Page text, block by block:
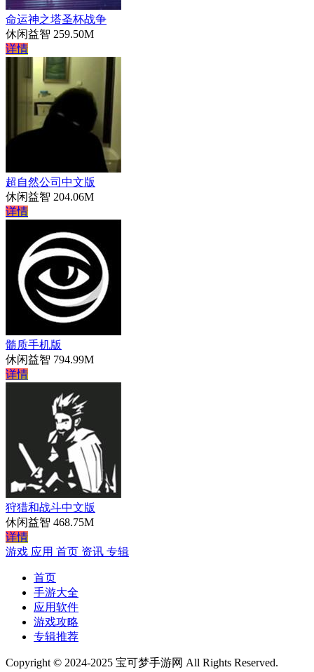
命运神之塔圣杯战争
休闲益智 259.50M
详情
超自然公司中文版
休闲益智 204.06M
详情
髓质手机版
休闲益智 794.99M
详情
狩猎和战斗中文版
休闲益智 468.75M
详情
游戏 应用 首页 资讯 专辑
首页
手游大全
应用软件
游戏攻略
专辑推荐
Copyright © 2024-2025 宝可梦手游网 All Rights Reserved.